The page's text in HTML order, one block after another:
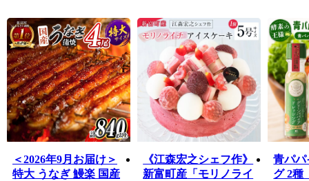
物・アカウミガメの貴重な産卵地。日本遺産に選定され
た古墳群や、400年の時を越えて受け継がれている神楽が
地域に息づいており、歴史の色濃いふるさとでもありま
す。
また、新富町は全国と比較しても若い農家が多く、新し
い農業への取り組みが活発な自治体です。「100年先も続
く農業」を確立するため、昔ながらの農業からアグリテ
ック（農業×IT）まで、さまざまなスタイルの農業が行わ
れています。
富んでいく町です。
＜2026年9月お届け＞
特大 うなぎ 鰻楽 国産
《江森宏之シェフ作》
新富町産「モリノライ
青パパ
グ 2種